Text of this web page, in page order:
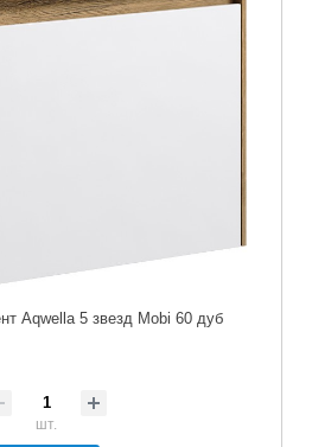
Aqwella 5 звезд Mobi 60 дуб
шт.